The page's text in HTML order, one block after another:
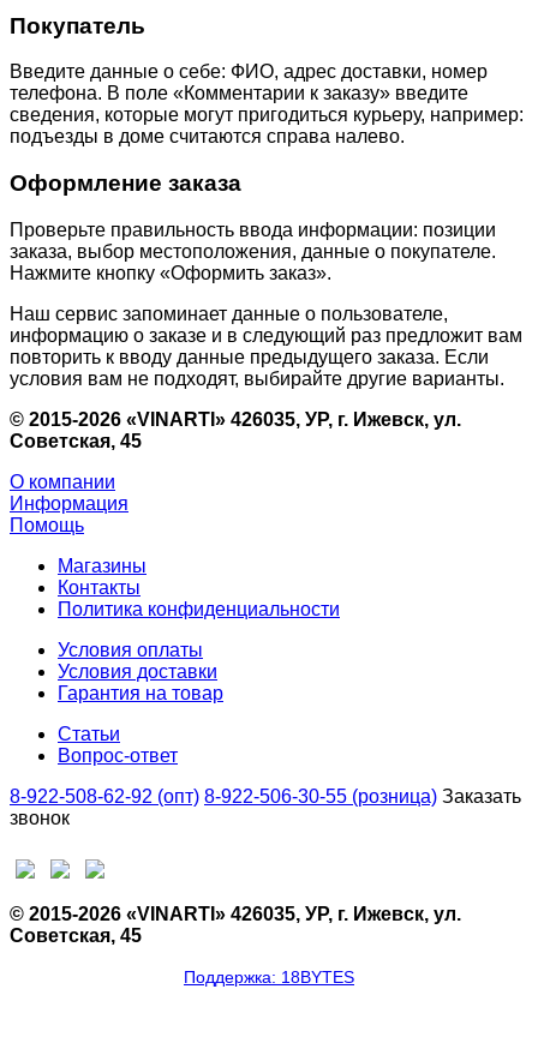
Покупатель
Введите данные о себе: ФИО, адрес доставки, номер
телефона. В поле «Комментарии к заказу» введите
сведения, которые могут пригодиться курьеру, например:
подъезды в доме считаются справа налево.
Оформление заказа
Проверьте правильность ввода информации: позиции
заказа, выбор местоположения, данные о покупателе.
Нажмите кнопку «Оформить заказ».
Наш сервис запоминает данные о пользователе,
информацию о заказе и в следующий раз предложит вам
повторить к вводу данные предыдущего заказа. Если
условия вам не подходят, выбирайте другие варианты.
© 2015-2026 «VINARTI» 426035, УР, г. Ижевск, ул.
Советская, 45
О компании
Информация
Помощь
Магазины
Контакты
Политика конфиденциальности
Условия оплаты
Условия доставки
Гарантия на товар
Статьи
Вопрос-ответ
8-922-508-62-92 (опт) 8-922-506-30-55 (розница) Заказать
звонок
© 2015-2026 «VINARTI» 426035, УР, г. Ижевск, ул.
Советская, 45
Поддержка: 18BYTES